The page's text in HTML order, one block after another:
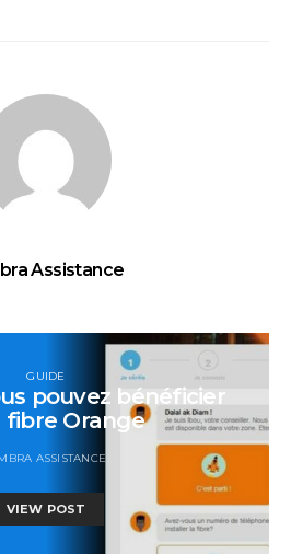
Assistance
GUIDE
pouvez bénéficier
fibre Orange
ASSISTANCE
VIEW POST